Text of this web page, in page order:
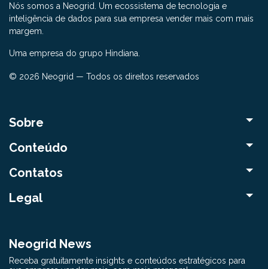
Nós somos a Neogrid. Um ecossistema de tecnologia e
inteligência de dados para sua empresa vender mais com mais
margem.
Uma empresa do grupo Hindiana.
© 2026 Neogrid — Todos os direitos reservados
Sobre
Conteúdo
Contatos
Legal
Neogrid News